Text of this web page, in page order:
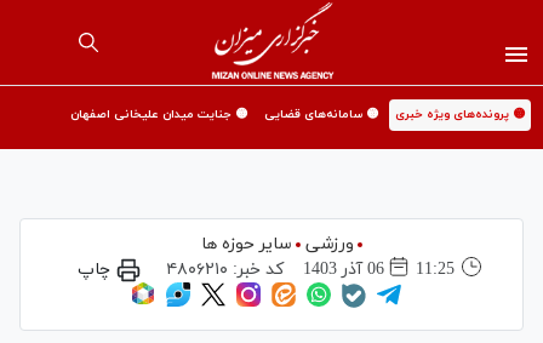
🟡 پرونده‌های ویژه خبری 🟡 سامانه‌های قضایی 🟡 جنایت میدان علیخانی اصفهان
ورزشی
سایر حوزه ها
11:25
06 آذر 1403 کد خبر: ۴۸۰۶۲۱۰ چاپ